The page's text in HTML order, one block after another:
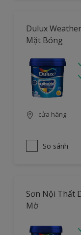
Dulux
Mặt Bóng
cửa hàng
So sánh
Sơn Nội Thất
Mờ